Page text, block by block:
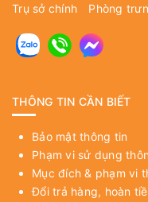
Trụ sở chính Phòng
THÔNG TIN CẦN BIẾT
Bảo mật thông tin
Phạm vi sử dụng
Mục đích & phạm vi
Đổi trả hàng, hoàn